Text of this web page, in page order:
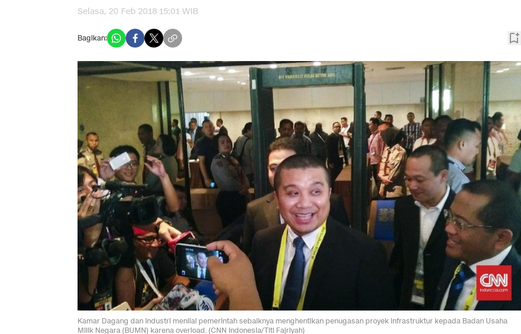
Selasa, 20 Feb 2018 15:01 WIB
Bagikan:
Kamar Dagang dan Industri menilai pemerintah sebaiknya menghentikan penugasan proyek infrastruktur kepada Badan Usaha
Milik Negara (BUMN) karena overload. (CNN Indonesia/Titi Fajriyah)